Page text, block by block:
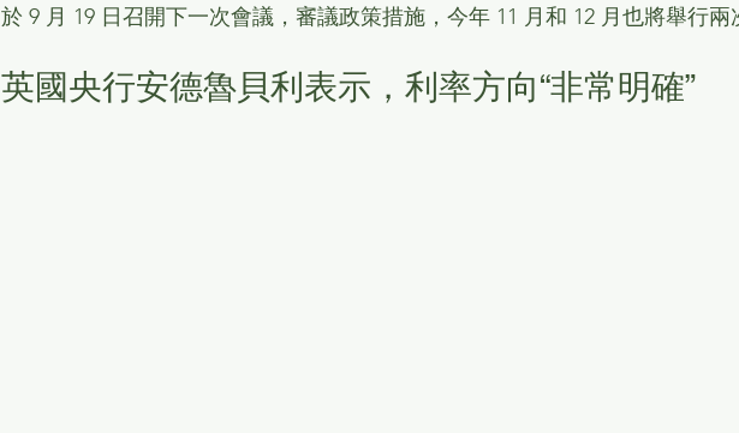
於 9 月 19 日召開下一次會議，審議政策措施，今年 11 月和 12 月也將舉行兩
英國央行安德魯貝利表示，利率方向“非常明確”